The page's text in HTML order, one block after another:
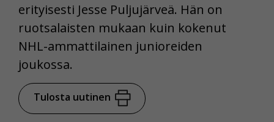
erityisesti Jesse Puljujärveä. Hän on
ruotsalaisten mukaan kuin kokenut
NHL-ammattilainen junioreiden
joukossa.
Tulosta uutinen